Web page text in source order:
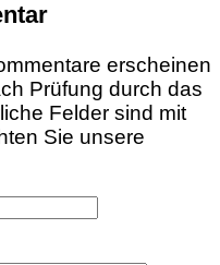
erscheinen
Prüfung durch das
Felder sind mit
Sie unsere